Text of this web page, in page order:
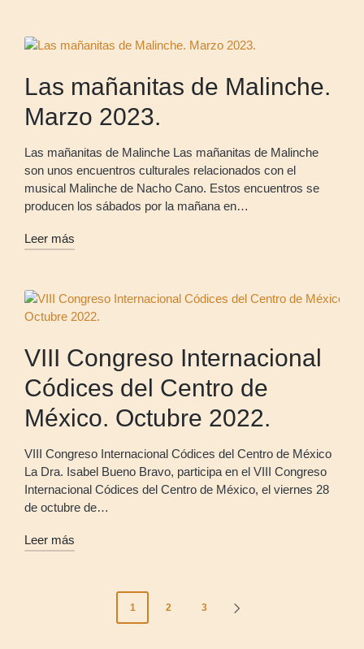
Las mañanitas de Malinche.
Marzo 2023.
Las mañanitas de Malinche Las mañanitas de Malinche
son unos encuentros culturales relacionados con el
musical Malinche de Nacho Cano. Estos encuentros se
producen los sábados por la mañana en…
Leer más
VIII Congreso Internacional
Códices del Centro de
México. Octubre 2022.
VIII Congreso Internacional Códices del Centro de México
La Dra. Isabel Bueno Bravo, participa en el VIII Congreso
Internacional Códices del Centro de México, el viernes 28
de octubre de…
Leer más
Paginación
1 2 3